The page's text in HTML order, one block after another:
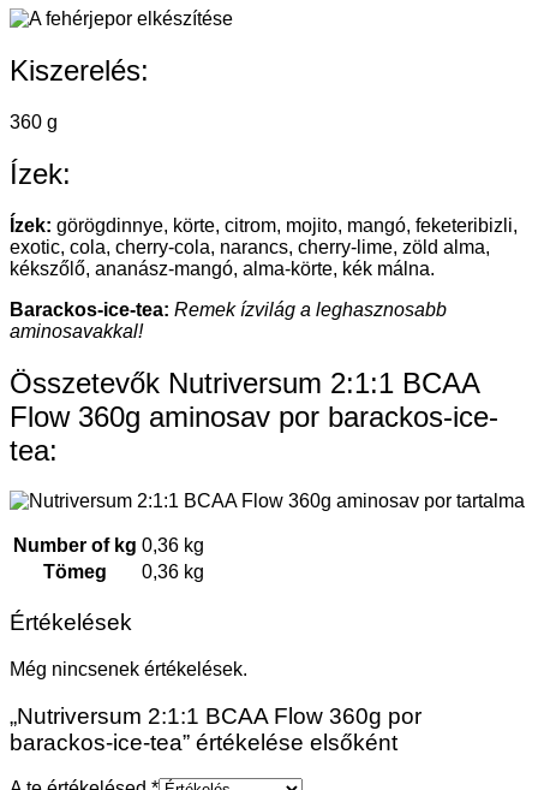
Kiszerelés:
360 g
Ízek:
Ízek: görögdinnye, körte, citrom, mojito, mangó, feketeribizli,
exotic, cola, cherry-cola, narancs, cherry-lime, zöld alma,
kékszőlő, ananász-mangó, alma-körte, kék málna.
Barackos-ice-tea: Remek ízvilág a leghasznosabb
aminosavakkal!
Összetevők Nutriversum 2:1:1 BCAA
Flow 360g aminosav por barackos-ice-
tea:
Number of kg 0,36 kg
Tömeg
0,36 kg
Értékelések
Még nincsenek értékelések.
„Nutriversum 2:1:1 BCAA Flow 360g por
barackos-ice-tea” értékelése elsőként